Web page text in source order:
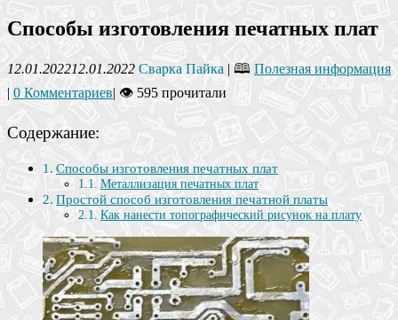
Способы изготовления печатных плат
12.01.202212.01.2022 Сварка Пайка | 🕮 Полезная информация
| 0 Комментариев| 👁 595 прочитали
Содержание:
Способы изготовления печатных плат
Металлизация печатных плат
Простой способ изготовления печатной платы
Как нанести топографический рисунок на плату